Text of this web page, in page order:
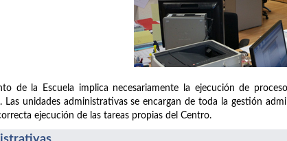
de la Escuela implica necesariamente la ejecución de
Las unidades administrativas se encargan de toda la gestión
ejecución de las tareas propias del Centro.